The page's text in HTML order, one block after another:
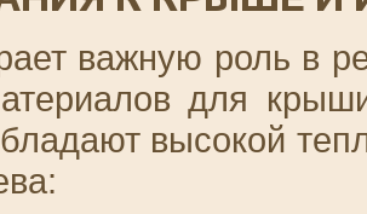
важную роль в
для
высокой